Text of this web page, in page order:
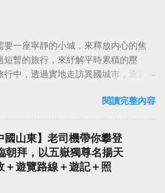
燦爛陽光，景緻令人難忘。全年適宜
以3至7月鳳梨盛產期。 【阿罩霧的由
29年續修臺灣府志載：阿罩霧最早稱
之，現在霧峰區俗稱為「 阿罩霧 」。
罩霧」的稱呼，可能翻譯土著族社名
作阿罩霧，或云因一帶經常籠罩濃霧峰
阿罩霧」，其地名由來有兩種說法：
聚落建在山麓，晨間經常濃霧籠罩，
要一座寧靜的小城，來釋放内心的焦
短暫的旅行，來紓解平時累積的壓
行中，透過實地走訪異國城市，透過
識不同國家、不同地區的歷史和文
自己的人生經驗，寫下自己的故事，
旅行的意義嗎？ 2019年夏天，藉著一
出差的機會，和在上海出差的同事相
週末，搭一趟高鐵，來武夷山品一壺
感受當地的茶文化，靜享怡然自得。
閱讀完整內容
國山東】老司機帶你攀登
朝拜，以五嶽獨尊名揚天
＋遊覽路線＋遊記＋照